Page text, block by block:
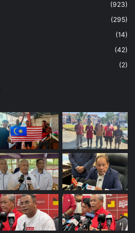
(923)
(295)
(14)
(42)
(2)